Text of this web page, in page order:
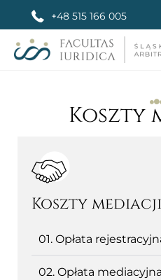
+48 515 166 005
Koszty
Koszty
01. Opłata
02. Opłata mediacyjna